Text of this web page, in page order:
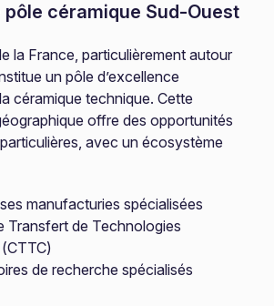
pôle céramique Sud-Ouest
la France, particulièrement autour
un pôle d’excellence
céramique technique. Cette
offre des opportunités
avec un écosystème
manufacturies spécialisées
Transfert de Technologies
de recherche spécialisés